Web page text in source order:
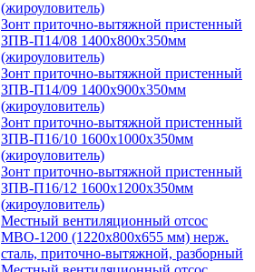
(жироуловитель)
Зонт приточно-вытяжной пристенный
ЗПВ-П14/08 1400х800х350мм
(жироуловитель)
Зонт приточно-вытяжной пристенный
ЗПВ-П14/09 1400х900х350мм
(жироуловитель)
Зонт приточно-вытяжной пристенный
ЗПВ-П16/10 1600х1000х350мм
(жироуловитель)
Зонт приточно-вытяжной пристенный
ЗПВ-П16/12 1600х1200х350мм
(жироуловитель)
Местный вентиляционный отсос
МВО-1200 (1220х800х655 мм) нерж.
сталь, приточно-вытяжной, разборный